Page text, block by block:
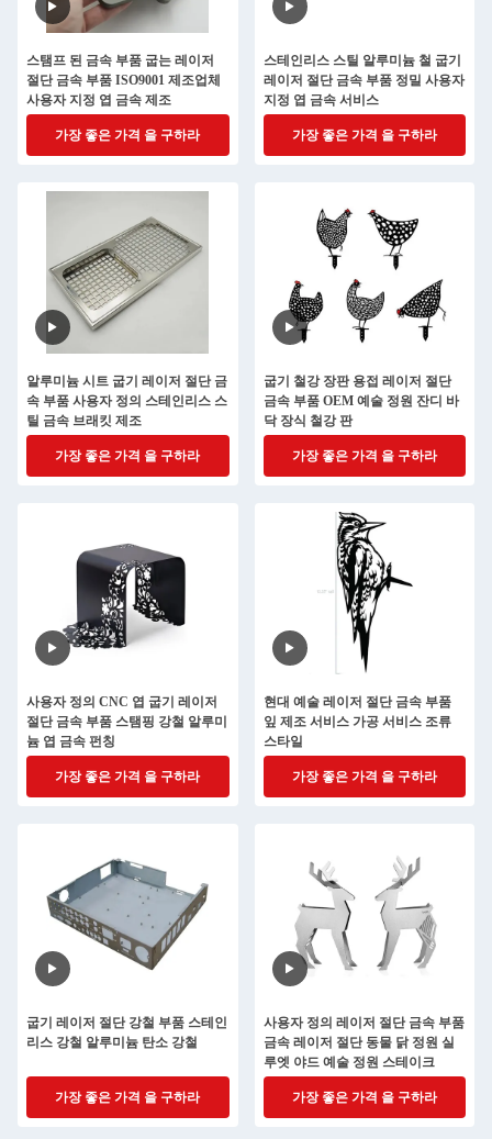
스탬프 된 금속 부품 굽는 레이저
절단 금속 부품 ISO9001 제조업체
사용자 지정 엽 금속 제조
가장 좋은 가격 을 구하라
스테인리스 스틸 알루미늄 철 굽기
레이저 절단 금속 부품 정밀 사용자
지정 엽 금속 서비스
가장 좋은 가격 을 구하라
알루미늄 시트 굽기 레이저 절단 금
속 부품 사용자 정의 스테인리스 스
틸 금속 브래킷 제조
가장 좋은 가격 을 구하라
굽기 철강 장판 용접 레이저 절단
금속 부품 OEM 예술 정원 잔디 바
닥 장식 철강 판
가장 좋은 가격 을 구하라
사용자 정의 CNC 엽 굽기 레이저
절단 금속 부품 스탬핑 강철 알루미
늄 엽 금속 펀칭
가장 좋은 가격 을 구하라
현대 예술 레이저 절단 금속 부품
잎 제조 서비스 가공 서비스 조류
스타일
가장 좋은 가격 을 구하라
굽기 레이저 절단 강철 부품 스테인
리스 강철 알루미늄 탄소 강철
가장 좋은 가격 을 구하라
사용자 정의 레이저 절단 금속 부품
금속 레이저 절단 동물 닭 정원 실
루엣 야드 예술 정원 스테이크
가장 좋은 가격 을 구하라